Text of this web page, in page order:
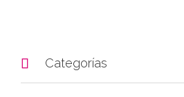
 Categorías